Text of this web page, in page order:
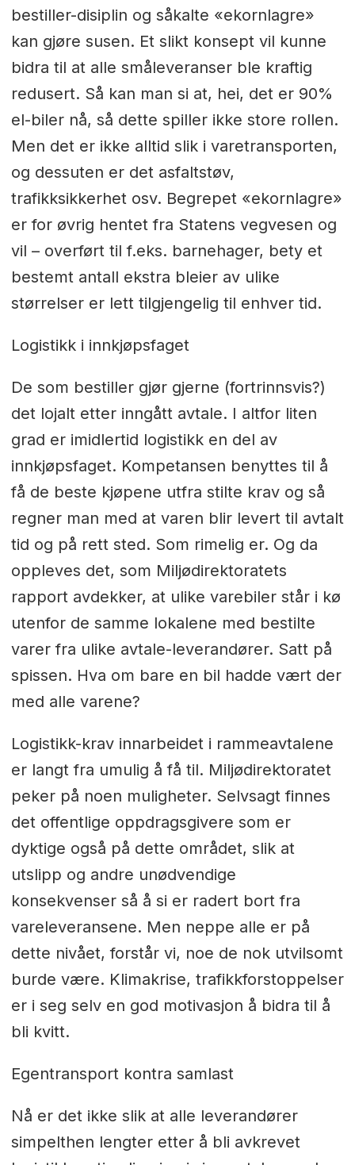
bestiller-disiplin og såkalte «ekornlagre»
kan gjøre susen. Et slikt konsept vil kunne
bidra til at alle småleveranser ble kraftig
redusert. Så kan man si at, hei, det er 90%
el-biler nå, så dette spiller ikke store rollen.
Men det er ikke alltid slik i varetransporten,
og dessuten er det asfaltstøv,
trafikksikkerhet osv. Begrepet «ekornlagre»
er for øvrig hentet fra Statens vegvesen og
vil – overført til f.eks. barnehager, bety et
bestemt antall ekstra bleier av ulike
størrelser er lett tilgjengelig til enhver tid.
Logistikk i innkjøpsfaget
De som bestiller gjør gjerne (fortrinnsvis?)
det lojalt etter inngått avtale. I altfor liten
grad er imidlertid logistikk en del av
innkjøpsfaget. Kompetansen benyttes til å
få de beste kjøpene utfra stilte krav og så
regner man med at varen blir levert til avtalt
tid og på rett sted. Som rimelig er. Og da
oppleves det, som Miljødirektoratets
rapport avdekker, at ulike varebiler står i kø
utenfor de samme lokalene med bestilte
varer fra ulike avtale-leverandører. Satt på
spissen. Hva om bare en bil hadde vært der
med alle varene?
Logistikk-krav innarbeidet i rammeavtalene
er langt fra umulig å få til. Miljødirektoratet
peker på noen muligheter. Selvsagt finnes
det offentlige oppdragsgivere som er
dyktige også på dette området, slik at
utslipp og andre unødvendige
konsekvenser så å si er radert bort fra
vareleveransene. Men neppe alle er på
dette nivået, forstår vi, noe de nok utvilsomt
burde være. Klimakrise, trafikkforstoppelser
er i seg selv en god motivasjon å bidra til å
bli kvitt.
Egentransport kontra samlast
Nå er det ikke slik at alle leverandører
simpelthen lengter etter å bli avkrevet